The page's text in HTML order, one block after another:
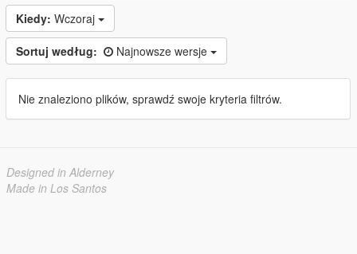
Kiedy: Wczoraj
Sortuj według: Najnowsze wersje
Nie znaleziono plików, sprawdź swoje kryteria filtrów.
Designed in Alderney
Made in Los Santos